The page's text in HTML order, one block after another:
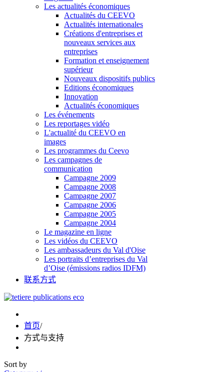
Les actualités économiques
Actualités du CEEVO
Actualités internationales
Créations d'entreprises et
nouveaux services aux
entreprises
Formation et enseignement
supérieur
Nouveaux dispositifs publics
Editions économiques
Innovation
Actualités économiques
Les événements
Les reportages vidéo
L'actualité du CEEVO en
images
Les programmes du Ceevo
Les campagnes de
communication
Campagne 2009
Campagne 2008
Campagne 2007
Campagne 2006
Campagne 2005
Campagne 2004
Le magazine en ligne
Les vidéos du CEEVO
Les ambassadeurs du Val d'Oise
Les portraits d’entreprises du Val
d’Oise (émissions radios IDFM)
联系方式
首页/
方式与支持
Sort by